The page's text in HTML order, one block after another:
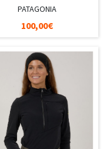
PATAGONIA
100,00€